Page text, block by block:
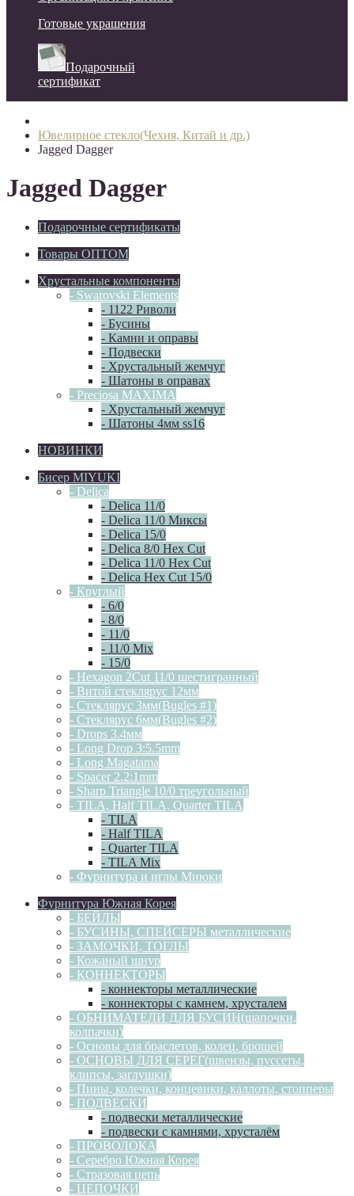
Готовые украшения
Подарочный
сертификат
Ювелирное стекло(Чехия, Китай и др.)
Jagged Dagger
Jagged Dagger
Подарочные сертификаты
Товары ОПТОМ
Хрустальные компоненты
- Swarovski Elements
- 1122 Риволи
- Бусины
- Камни и оправы
- Подвески
- Хрустальный жемчуг
- Шатоны в оправах
- Preciosa MAXIMA
- Хрустальный жемчуг
- Шатоны 4мм ss16
НОВИНКИ
Бисер MIYUKI
- Delica
- Delica 11/0
- Delica 11/0 Миксы
- Delica 15/0
- Delica 8/0 Hex Cut
- Delica 11/0 Hex Cut
- Delica Hex Cut 15/0
- Круглый
- 6/0
- 8/0
- 11/0
- 11/0 Mix
- 15/0
- Hexagon 2Cut 11/0 шестигранный
- Витой стеклярус 12мм
- Стеклярус 3мм(Bugles #1)
- Стеклярус 6мм(Bugles #2)
- Drops 3.4мм
- Long Drop 3:5.5mm
- Long Magatama
- Spacer 2.2:1mm
- Sharp Triangle 10/0 треугольный
- TILA, Half TILA, Quarter TILA
- TILA
- Half TILA
- Quarter TILA
- TILA Mix
- Фурнитура и иглы Миюки
Фурнитура Южная Корея
- БЕЙЛЫ
- БУСИНЫ, СПЕЙСЕРЫ металлические
- ЗАМОЧКИ, ТОГЛЫ
- Кожаный шнур
- КОННЕКТОРЫ
- коннекторы металлические
- коннекторы с камнем, хрусталем
- ОБНИМАТЕЛИ ДЛЯ БУСИН(шапочки,
колпачки)
- Основы для браслетов, колец, брошей
- ОСНОВЫ ДЛЯ СЕРЕГ(швензы, пуссеты,
клипсы, заглушки)
- Пины, колечки, концевики, каллоты, стопперы
- ПОДВЕСКИ
- подвески металлические
- подвески с камнями, хрусталём
- ПРОВОЛОКА
- Серебро Южная Корея
- Стразовая цепь
- ЦЕПОЧКИ